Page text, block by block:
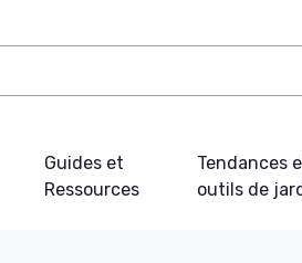
Guides et
Ressources
Tendances
outils de